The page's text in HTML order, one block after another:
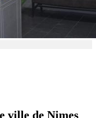
ville de Nimes